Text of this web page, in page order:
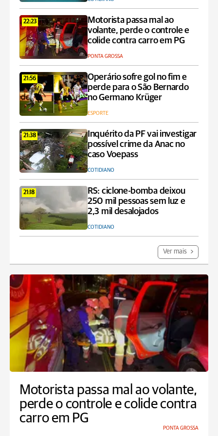
22:23
Motorista passa mal ao
volante, perde o controle e
colide contra carro em PG
PONTA GROSSA
21:56
Operário sofre gol no fim e
perde para o São Bernardo
no Germano Krüger
ESPORTE
21:38
Inquérito da PF vai investigar
possível crime da Anac no
caso Voepass
COTIDIANO
21:18
RS: ciclone-bomba deixou
250 mil pessoas sem luz e
2,3 mil desalojados
COTIDIANO
Ver mais
Motorista passa mal ao volante,
perde o controle e colide contra
carro em PG
PONTA GROSSA